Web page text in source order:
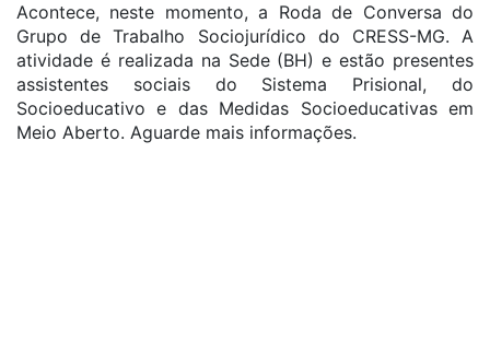
Acontece, neste momento, a Roda de Conversa do
Grupo de Trabalho Sociojurídico do CRESS-MG. A
atividade é realizada na Sede (BH) e estão presentes
assistentes sociais do Sistema Prisional, do
Socioeducativo e das Medidas Socioeducativas em
Meio Aberto. Aguarde mais informações.